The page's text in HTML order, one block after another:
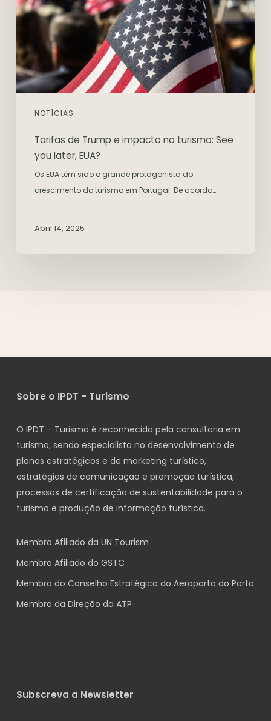
NOTÍCIAS
Tarifas de Trump e impacto no turismo: See
you later, EUA?
Os EUA têm sido o grande protagonista do
crescimento do turismo em Portugal. De acordo…
Abril 14, 2025
Sobre o IPDT - Turismo
O IPDT – Turismo é reconhecido pela consultoria em
turismo, sendo especialista no desenvolvimento de
planos estratégicos e de marketing turístico,
estratégias de comunicação e promoção turística,
processos de certificação de sustentabilidade para o
turismo e produção de informação turística.
Membro Afiliado da UN Tourism
Membro Afiliado do GSTC
Membro do Conselho Estratégico do Aeroporto do Porto
Membro da Direção da ATP
Subscreva a Newsletter